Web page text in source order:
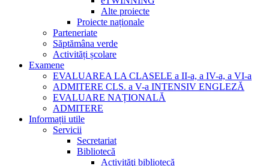
Alte proiecte
Proiecte naționale
Parteneriate
Săptămâna verde
Activități școlare
Examene
EVALUAREA LA CLASELE a II-a, a IV-a, a VI-a
ADMITERE CLS. a V-a INTENSIV ENGLEZĂ
EVALUARE NAȚIONALĂ
ADMITERE
Informații utile
Servicii
Secretariat
Bibliotecă
Activităţi bibliotecă